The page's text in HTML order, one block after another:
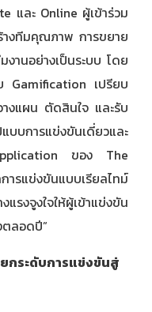
และ Online ผู้เข้าร่วม
างทีมคุณภาพ การขยาย
านอย่างเป็นระบบ โดย
Gamification เปรียบ
างแผน ตัดสินใจ และรับ
บการแข่งขันเดี่ยวและ
ของ The
รแข่งขันแบบเรียลไทม์
รงจูงใจให้ผู้เข้าแข่งขัน
ตลอดปี”
กระดับการแข่งขันสู่